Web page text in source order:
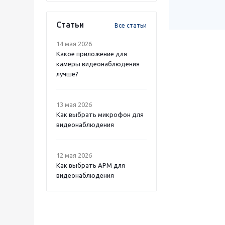
Статьи Все статьи
14 мая 2026
Какое приложение для
камеры видеонаблюдения
лучше?
13 мая 2026
Как выбрать микрофон для
видеонаблюдения
12 мая 2026
Как выбрать APM для
видеонаблюдения